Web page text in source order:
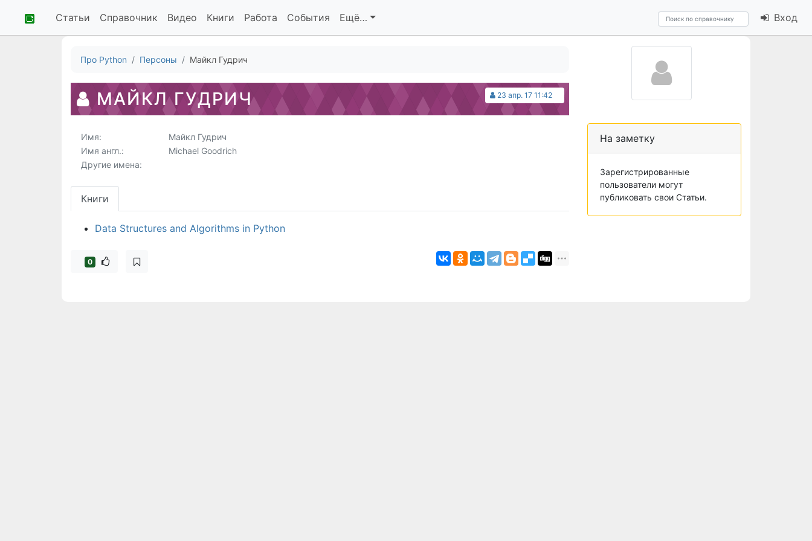
Статьи Справочник Видео Книги Работа События Ещё… Вход
Про Python Персоны Майкл Гудрич
23 апр. 17 11:42
МАЙКЛ ГУДРИЧ
Имя:
Майкл Гудрич
Имя англ.:
Michael Goodrich
Другие имена:
Книги
Data Structures and Algorithms in Python
0
На заметку
Зарегистрированные
пользователи могут
публиковать свои Статьи.